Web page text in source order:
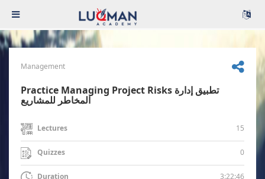
Management
Practice Managing Project Risks تطبيق إدارة
المخاطر للمشاريع
Lectures 15
Quizzes 0
Duration 3:22:46